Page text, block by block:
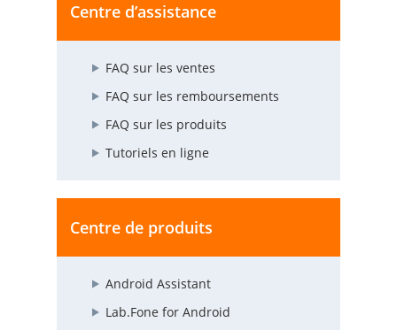
Centre d’assistance
FAQ sur les ventes
FAQ sur les remboursements
FAQ sur les produits
Tutoriels en ligne
Centre de produits
Android Assistant
Lab.Fone for Android